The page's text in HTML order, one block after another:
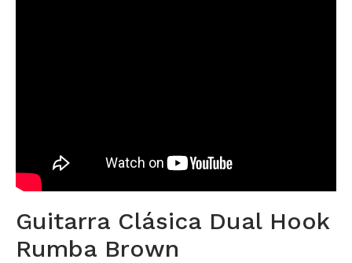
Guitarra Clásica Dual Hook
Rumba Brown